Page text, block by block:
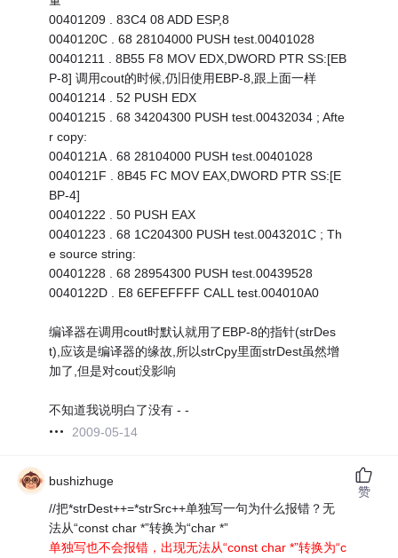
00401209 . 83C4 08 ADD ESP,8
0040120C . 68 28104000 PUSH test.00401028
00401211 . 8B55 F8 MOV EDX,DWORD PTR SS:[EB
P-8] 调用cout的时候,仍旧使用EBP-8,跟上面一样
00401214 . 52 PUSH EDX
00401215 . 68 34204300 PUSH test.00432034 ; Afte
r copy:
0040121A . 68 28104000 PUSH test.00401028
0040121F . 8B45 FC MOV EAX,DWORD PTR SS:[E
BP-4]
00401222 . 50 PUSH EAX
00401223 . 68 1C204300 PUSH test.0043201C ; Th
e source string:
00401228 . 68 28954300 PUSH test.00439528
0040122D . E8 6EFEFFFF CALL test.004010A0
编译器在调用cout时默认就用了EBP-8的指针(strDes
t),应该是编译器的缘故,所以strCpy里面strDest虽然增
加了,但是对cout没影响
不知道我说明白了没有 - -
2009-05-14
bushizhuge
//把*strDest++=*strSrc++单独写一句为什么报错？无
法从“const char *”转换为“char *”
单独写也不会报错，出现无法从“const char *”转换为“c
赞